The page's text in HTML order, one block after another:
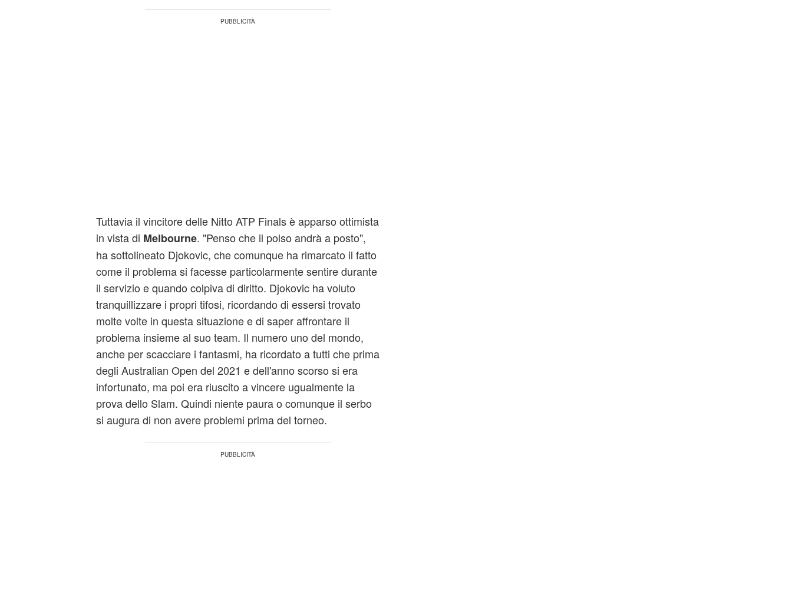
Tuttavia il vincitore delle Nitto ATP Finals è apparso ottimista
in vista di Melbourne. "Penso che il polso andrà a posto",
ha sottolineato Djokovic, che comunque ha rimarcato il fatto
come il problema si facesse particolarmente sentire durante
il servizio e quando colpiva di diritto. Djokovic ha voluto
tranquillizzare i propri tifosi, ricordando di essersi trovato
molte volte in questa situazione e di saper affrontare il
problema insieme al suo team. Il numero uno del mondo,
anche per scacciare i fantasmi, ha ricordato a tutti che prima
degli Australian Open del 2021 e dell'anno scorso si era
infortunato, ma poi era riuscito a vincere ugualmente la
prova dello Slam. Quindi niente paura o comunque il serbo
si augura di non avere problemi prima del torneo.